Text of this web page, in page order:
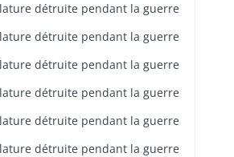
détruite pendant la guerre
détruite pendant la guerre
détruite pendant la guerre
détruite pendant la guerre
détruite pendant la guerre
détruite pendant la guerre